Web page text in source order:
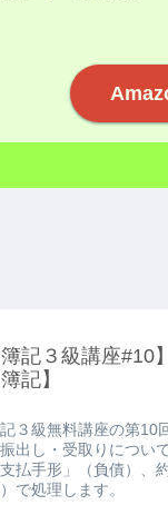
記３級講座#10
記】
３級無料講座の第10
出し・受取りについ
払手形」（負債）、
で処理します。